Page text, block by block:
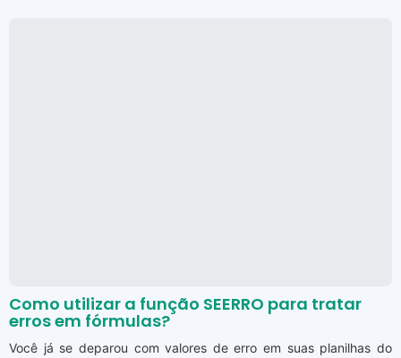
Como utilizar a função SEERRO para tratar
erros em fórmulas?
Você já se deparou com valores de erro em suas planilhas do